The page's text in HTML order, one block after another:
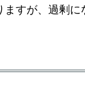
すが、過剰に